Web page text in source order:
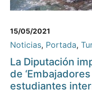
15/05/2021
Noticias, Portada,
La Diputación
de
estudiantes